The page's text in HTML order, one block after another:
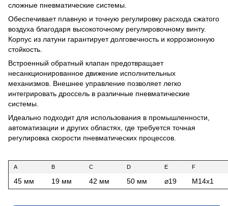
сложные пневматические системы.
Обеспечивает плавную и точную регулировку расхода сжатого
воздуха благодаря высокоточному регулировочному винту.
Корпус из латуни гарантирует долговечность и коррозионную
стойкость.
Встроенный обратный клапан предотвращает
несанкционированное движение исполнительных
механизмов. Внешнее управление позволяет легко
интегрировать дроссель в различные пневматические
системы.
Идеально подходит для использования в промышленности,
автоматизации и других областях, где требуется точная
регулировка скорости пневматических процессов.
A B C D E F
45 мм 19 мм 42 мм 50 мм ⌀19 M14x1